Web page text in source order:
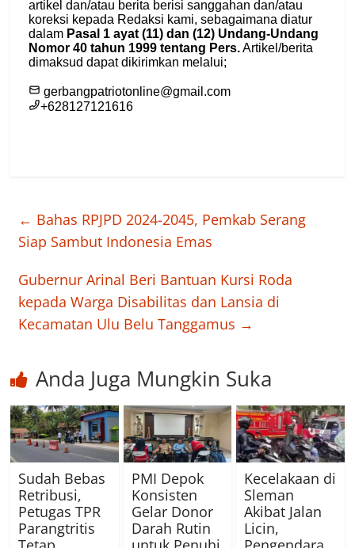
← Bahas RPJPD 2024-2045, Pemkab Serang
Siap Sambut Indonesia Emas
Gubernur Arinal Beri Bantuan Kursi Roda
kepada Warga Disabilitas dan Lansia di
Kecamatan Ulu Belu Tanggamus →
Anda Juga Mungkin Suka
Sudah Bebas
Retribusi,
Petugas TPR
Parangtritis
PMI Depok
Konsisten
Gelar Donor
Darah Rutin
Kecelakaan di
Sleman
Akibat Jalan
Licin,